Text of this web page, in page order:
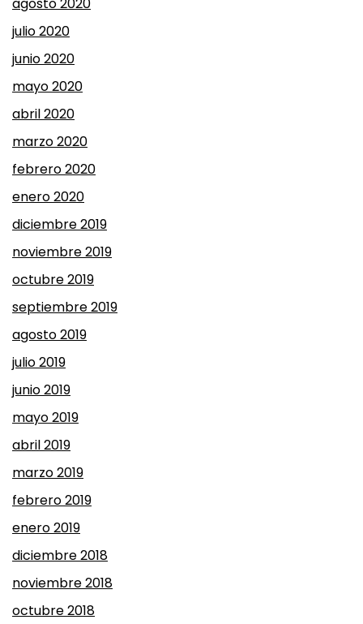
julio 2020
junio 2020
mayo 2020
abril 2020
marzo 2020
febrero 2020
enero 2020
diciembre 2019
noviembre 2019
octubre 2019
septiembre 2019
agosto 2019
julio 2019
junio 2019
mayo 2019
abril 2019
marzo 2019
febrero 2019
enero 2019
diciembre 2018
noviembre 2018
octubre 2018